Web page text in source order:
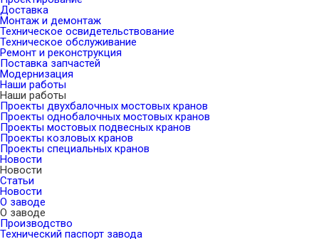
Доставка
Монтаж и демонтаж
Техническое освидетельствование
Техническое обслуживание
Ремонт и реконструкция
Поставка запчастей
Модернизация
Наши работы
Наши работы
Проекты двухбалочных мостовых кранов
Проекты однобалочных мостовых кранов
Проекты мостовых подвесных кранов
Проекты козловых кранов
Проекты специальных кранов
Новости
Новости
Статьи
Новости
О заводе
О заводе
Производство
Технический паспорт завода